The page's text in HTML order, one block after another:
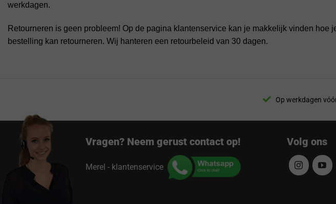
werkdagen.
Retourneren is geen probleem! Op de pagina klantenservice kan je makkelijk vinden hoe
bestelling kan retourneren. Wij hanteren een retourbeleid van 30 dagen.
Op werkdagen
Vragen? Neem gerust contact op!
Merel - klantenservice
Volg ons